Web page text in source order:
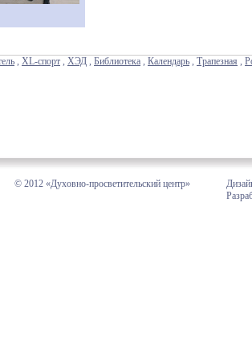
, XL-спорт , ХЭД , Библиотека , Календарь , Трапезная ,
© 2012 «Духовно-просветительский центр»